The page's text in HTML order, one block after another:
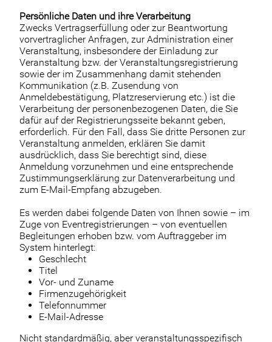
Persönliche Daten und ihre Verarbeitung
Zwecks Vertragserfüllung oder zur Beantwortung
vorvertraglicher Anfragen, zur Administration einer
Veranstaltung, insbesondere der Einladung zur
Veranstaltung bzw. der Veranstaltungsregistrierung
sowie der im Zusammenhang damit stehenden
Kommunikation (z.B. Zusendung von
Anmeldebestätigung, Platzreservierung etc.) ist die
Verarbeitung der personenbezogenen Daten, die Sie
dafür auf der Registrierungsseite bekannt geben,
erforderlich. Für den Fall, dass Sie dritte Personen zur
Veranstaltung anmelden, erklären Sie damit
ausdrücklich, dass Sie berechtigt sind, diese
Anmeldung vorzunehmen und eine entsprechende
Zustimmungserklärung zur Datenverarbeitung und
zum E-Mail-Empfang abzugeben.
Es werden dabei folgende Daten von Ihnen sowie – im
Zuge von Eventregistrierungen – von eventuellen
Begleitungen erhoben bzw. vom Auftraggeber im
System hinterlegt:
Geschlecht
Titel
Vor- und Zuname
Firmenzugehörigkeit
Telefonnummer
E-Mail-Adresse
Nicht standardmäßig, aber veranstaltungsspezifisch